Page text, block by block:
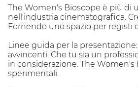
The Women's Bioscope è più di
nell'industria cinematografica.
Fornendo uno spazio per registi
Linee guida per la
avvincenti. Che tu sia un
in considerazione. The
sperimentali.